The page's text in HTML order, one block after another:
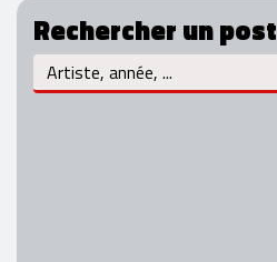
Rechercher un post